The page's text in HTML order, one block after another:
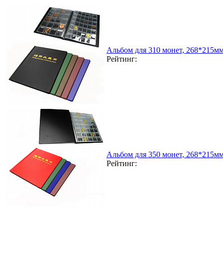
Альбом для 310 монет,
Рейтинг:
Альбом для 350 монет,
Рейтинг: